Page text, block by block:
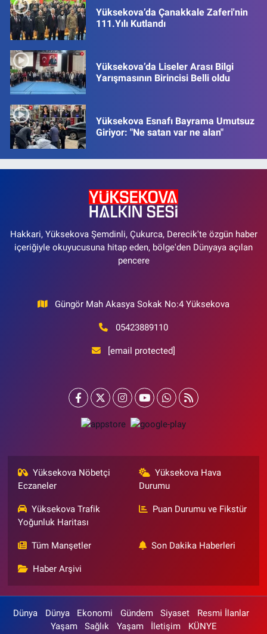
Yüksekova’da Çanakkale Zaferi'nin
111.Yılı Kutlandı
Yüksekova’da Liseler Arası Bilgi
Yarışmasının Birincisi Belli oldu
Yüksekova Esnafı Bayrama Umutsuz
Giriyor: "Ne satan var ne alan"
Hakkari, Yüksekova Şemdinli, Çukurca, Derecik'te özgün haber
içeriğiyle okuyucusuna hitap eden, bölge'den Dünyaya açılan
pencere
Güngör Mah Akasya Sokak No:4 Yüksekova
05423889110
[email protected]
Yüksekova Nöbetçi
Eczaneler
Yüksekova Hava
Durumu
Yüksekova Trafik
Yoğunluk Haritası
Puan Durumu ve Fikstür
Tüm Manşetler Son Dakika Haberleri
Haber Arşivi
Dünya Dünya Ekonomi Gündem Siyaset
Resmi İlanlar
Yaşam
Sağlık Yaşam İletişim KÜNYE